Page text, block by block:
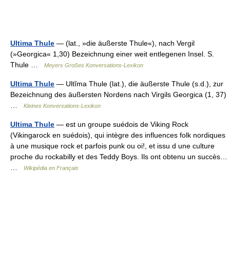
Ultima Thule — (lat., »die äußerste Thule«), nach Vergil
(»Georgica« 1,30) Bezeichnung einer weit entlegenen Insel. S.
Thule …
Meyers Großes Konversations-Lexikon
Ultima Thule — Ultĭma Thule (lat.), die äußerste Thule (s.d.), zur
Bezeichnung des äußersten Nordens nach Virgils Georgica (1, 37)
Kleines Konversations-Lexikon
Ultima Thule — est un groupe suédois de Viking Rock
(Vikingarock en suédois), qui intègre des influences folk nordiques
à une musique rock et parfois punk ou oi!, et issu d une culture
proche du rockabilly et des Teddy Boys. Ils ont obtenu un succès…
Wikipédia en Français